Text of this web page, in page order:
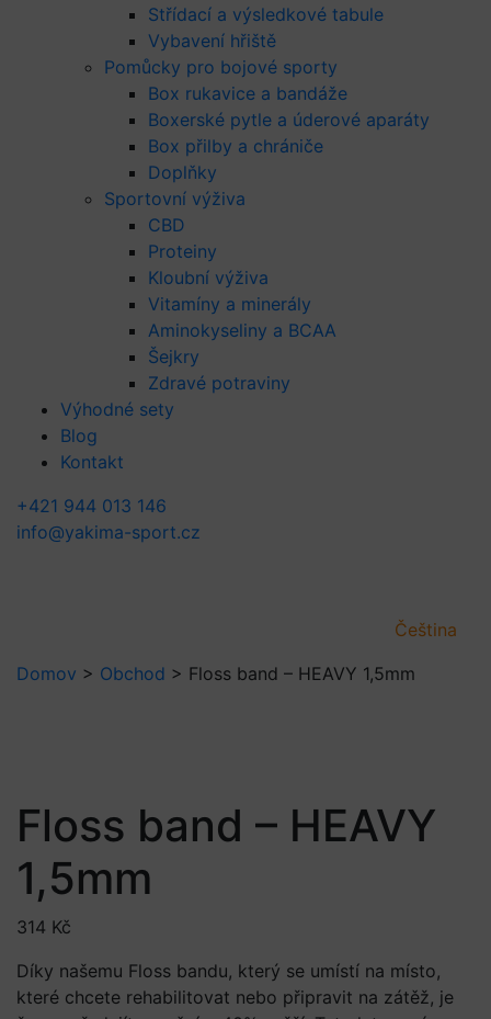
Střídací a výsledkové tabule
Vybavení hřiště
Pomůcky pro bojové sporty
Box rukavice a bandáže
Boxerské pytle a úderové aparáty
Box přilby a chrániče
Doplňky
Sportovní výživa
CBD
Proteiny
Kloubní výživa
Vitamíny a minerály
Aminokyseliny a BCAA
Šejkry
Zdravé potraviny
Výhodné sety
Blog
Kontakt
+421 944 013 146
info@yakima-sport.cz
Čeština
Domov > Obchod > Floss band – HEAVY 1,5mm
Floss band – HEAVY
1,5mm
314 Kč
Díky našemu Floss bandu, který se umístí na místo,
které chcete rehabilitovat nebo připravit na zátěž, je